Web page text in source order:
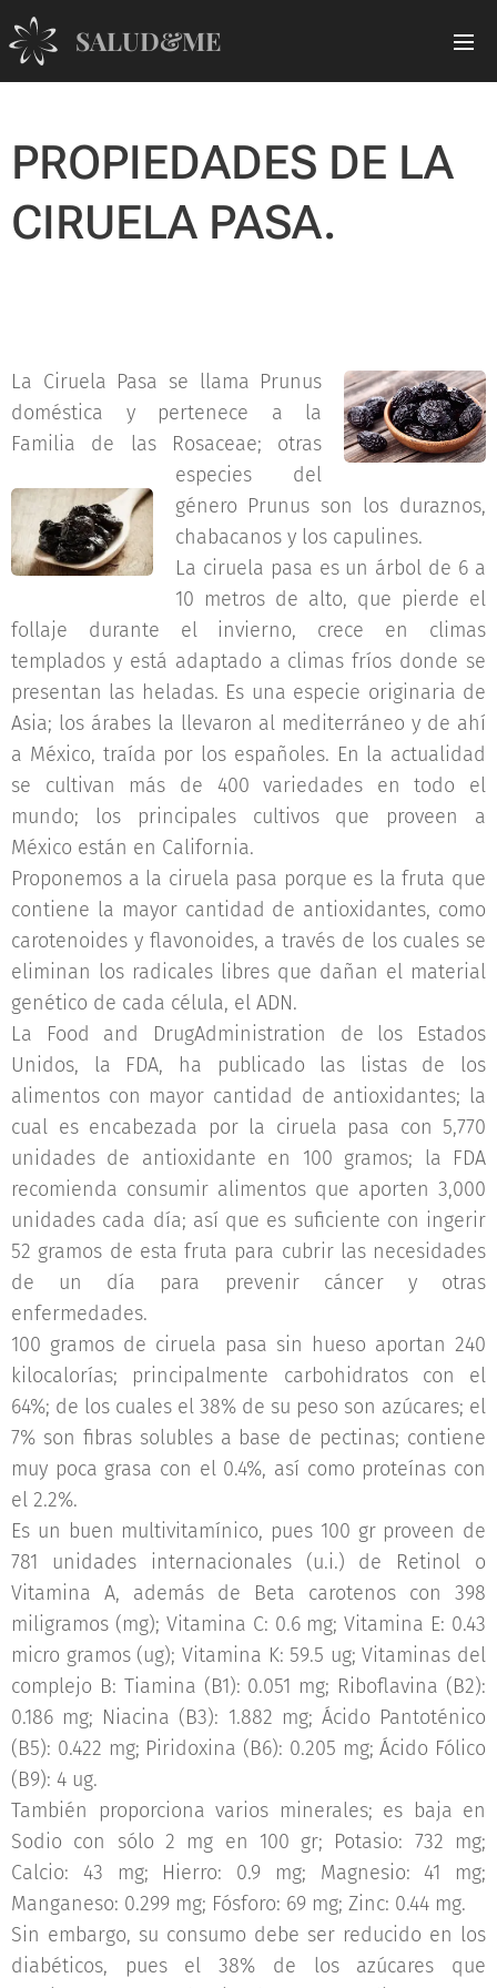
SALUD&ME
PROPIEDADES DE LA
CIRUELA PASA.
La Ciruela Pasa se llama Prunus
doméstica y pertenece a la
Familia de las Rosaceae; otras
especies del
género Prunus son los duraznos,
chabacanos y los capulines.
La ciruela pasa es un árbol de 6 a
10 metros de alto, que pierde el
follaje durante el invierno, crece en climas
templados y está adaptado a climas fríos donde se
presentan las heladas. Es una especie originaria de
Asia; los árabes la llevaron al mediterráneo y de ahí
a México, traída por los españoles. En la actualidad
se cultivan más de 400 variedades en todo el
mundo; los principales cultivos que proveen a
México están en California.
Proponemos a la ciruela pasa porque es la fruta que
contiene la mayor cantidad de antioxidantes, como
carotenoides y flavonoides, a través de los cuales se
eliminan los radicales libres que dañan el material
genético de cada célula, el ADN.
La Food and DrugAdministration de los Estados
Unidos, la FDA, ha publicado las listas de los
alimentos con mayor cantidad de antioxidantes; la
cual es encabezada por la ciruela pasa con 5,770
unidades de antioxidante en 100 gramos; la FDA
recomienda consumir alimentos que aporten 3,000
unidades cada día; así que es suficiente con ingerir
52 gramos de esta fruta para cubrir las necesidades
de un día para prevenir cáncer y otras
enfermedades.
100 gramos de ciruela pasa sin hueso aportan 240
kilocalorías; principalmente carbohidratos con el
64%; de los cuales el 38% de su peso son azúcares; el
7% son fibras solubles a base de pectinas; contiene
muy poca grasa con el 0.4%, así como proteínas con
el 2.2%.
Es un buen multivitamínico, pues 100 gr proveen de
781 unidades internacionales (u.i.) de Retinol o
Vitamina A, además de Beta carotenos con 398
miligramos (mg); Vitamina C: 0.6 mg; Vitamina E: 0.43
micro gramos (ug); Vitamina K: 59.5 ug; Vitaminas del
complejo B: Tiamina (B1): 0.051 mg; Riboflavina (B2):
0.186 mg; Niacina (B3): 1.882 mg; Ácido Pantoténico
(B5): 0.422 mg; Piridoxina (B6): 0.205 mg; Ácido Fólico
(B9): 4 ug.
También proporciona varios minerales; es baja en
Sodio con sólo 2 mg en 100 gr; Potasio: 732 mg;
Calcio: 43 mg; Hierro: 0.9 mg; Magnesio: 41 mg;
Manganeso: 0.299 mg; Fósforo: 69 mg; Zinc: 0.44 mg.
Sin embargo, su consumo debe ser reducido en los
diabéticos, pues el 38% de los azúcares que